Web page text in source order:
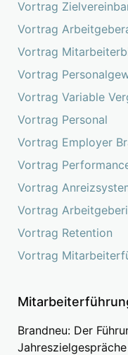
Vortrag
Vortrag
Vortrag
Vortrag
Vortrag Variable
Vortrag Personal
Vortrag Employer
Vortrag
Vortrag
Vortrag
Vortrag Retention
Vortrag
Brandneu: Der